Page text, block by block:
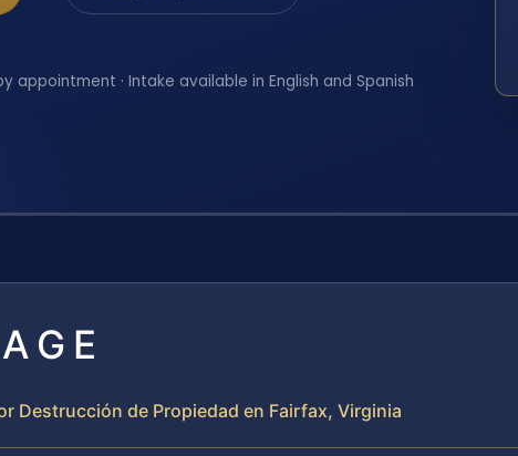
appointment · Intake available in English and Spanish
Destrucción de Propiedad en Fairfax, Virginia